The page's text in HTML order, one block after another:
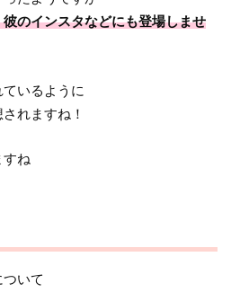
のインスタなどにも登場しませ
いるように
れますね！
すね
いて